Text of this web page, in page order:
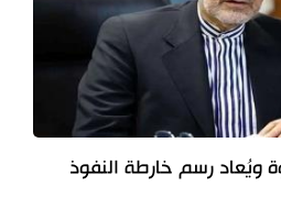
ويُعاد رسم خارطة النفوذ